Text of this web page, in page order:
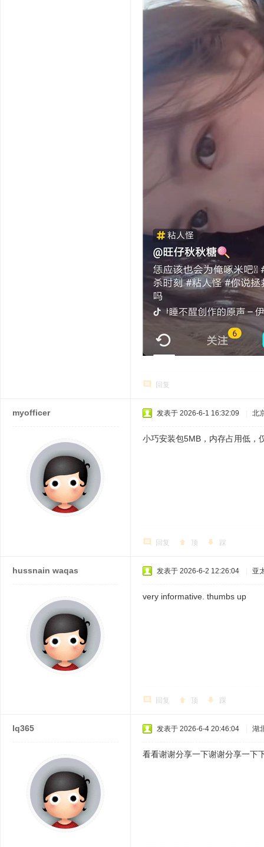
回复
myofficer 发表于 2026-6-1 16:32:09 北
小巧安装包5MB，内存占用低，
回复 顶 踩
hussnain waqas 发表于 2026-6-2 12:26:04 亚
very informative. thumbs up
回复 顶 踩
lq365 发表于 2026-6-4 20:46:04 湖
看看谢谢分享一下谢谢分享一下